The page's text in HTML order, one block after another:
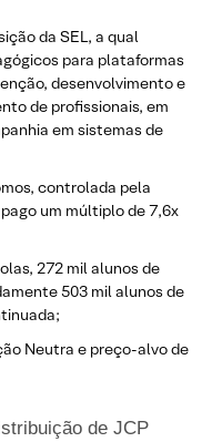
da SEL, a qual
para plataformas
desenvolvimento e
de profissionais, em
em sistemas de
controlada pela
um múltiplo de 7,6x
272 mil alunos de
503 mil alunos de
Neutra e preço-alvo de
de JCP